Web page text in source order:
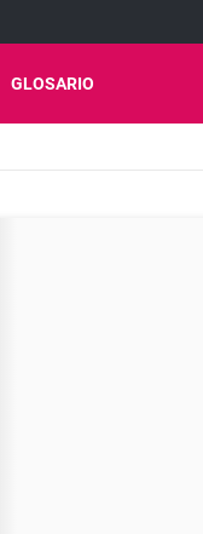
GLOSARIO